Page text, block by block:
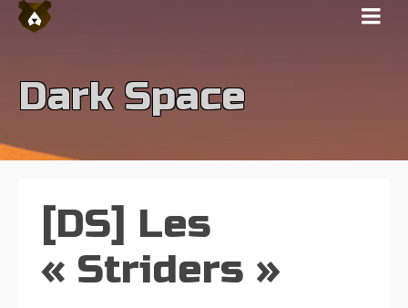
Dark Space
[DS] Les
« Striders »